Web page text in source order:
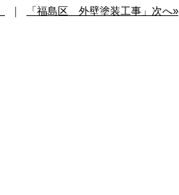
｜ 「福島区 外壁塗装工事」次へ»